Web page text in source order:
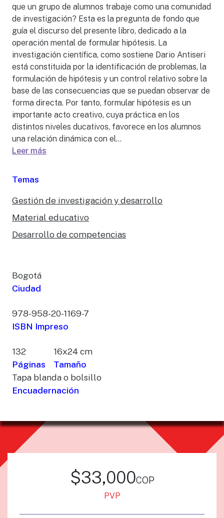
que un grupo de alumnos trabaje como una comunidad
de investigación? Esta es la pregunta de fondo que
guía el discurso del presente libro, dedicado a la
operación mental de formular hipótesis. La
investigación científica, como sostiene Dario Antiseri
está constituida por la identificación de problemas, la
formulación de hipótesis y un control relativo sobre la
base de las consecuencias que se puedan observar de
forma directa. Por tanto, formular hipótesis es un
importante acto creativo, cuya práctica en los
distintos niveles ducativos, favorece en los alumnos
una relación dinámica con el...
Leer más
Temas
Gestión de investigación y desarrollo
Material educativo
Desarrollo de competencias
Bogotá
Ciudad
978-958-20-1169-7
ISBN Impreso
132
Páginas
16x24 cm
Tamaño
Tapa blanda o bolsillo
Encuadernación
$33,000cop
PVP